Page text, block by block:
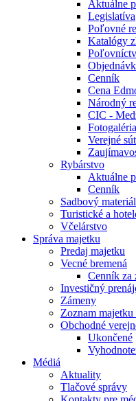
Aktuálne
Legislatíva
Poľovné
Katalógy
Cenník
Cena
Národný
CIC -
Fotogaléria
Verejné
Rybárstvo
Aktuálne
Cenník
Sadbový materiál
Turistické a
Včelárstvo
Správa majetku
Predaj majetku
Vecné bremená
Cenník za
Investičný
Zámeny
Zoznam
Obchodné
Ukončené
Médiá
Aktuality
Tlačové správy